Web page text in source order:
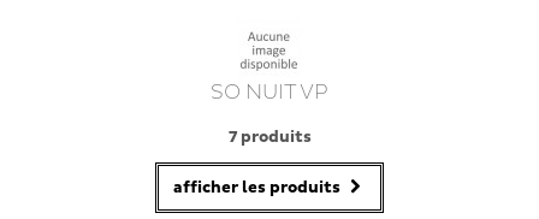
SO NUIT VP
7 produits
afficher les produits